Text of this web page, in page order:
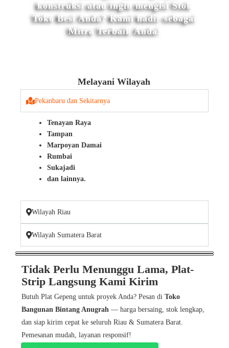
konstruksi atau ingin mengisi Stok
Toko Besi Anda? Kami hadir sebagai
Mitra Terbaik Anda!
Melayani Wilayah
Pekanbaru dan Sekitarnya
Tenayan Raya
Tampan
Marpoyan Damai
Rumbai
Sukajadi
dan lainnya.
Wilayah Riau
Wilayah Sumatera Barat
Tidak Perlu Menunggu Lama, Plat-
Strip Langsung Kami Kirim
Butuh Plat Gepeng untuk proyek Anda? Pesan di Toko
Bangunan Bintang Anugrah — harga bersaing, stok lengkap,
dan siap kirim cepat ke seluruh Riau & Sumatera Barat.
Pemesanan mudah, layanan responsif!